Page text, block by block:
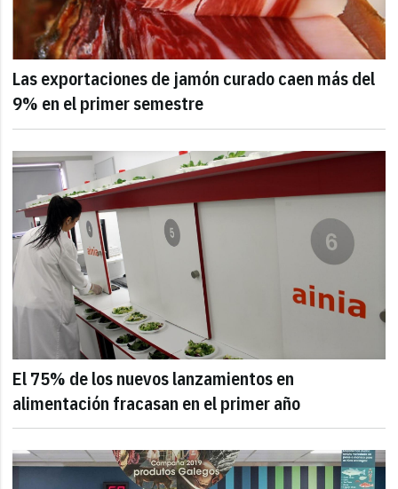
Las exportaciones de jamón curado caen más del
9% en el primer semestre
El 75% de los nuevos lanzamientos en
alimentación fracasan en el primer año